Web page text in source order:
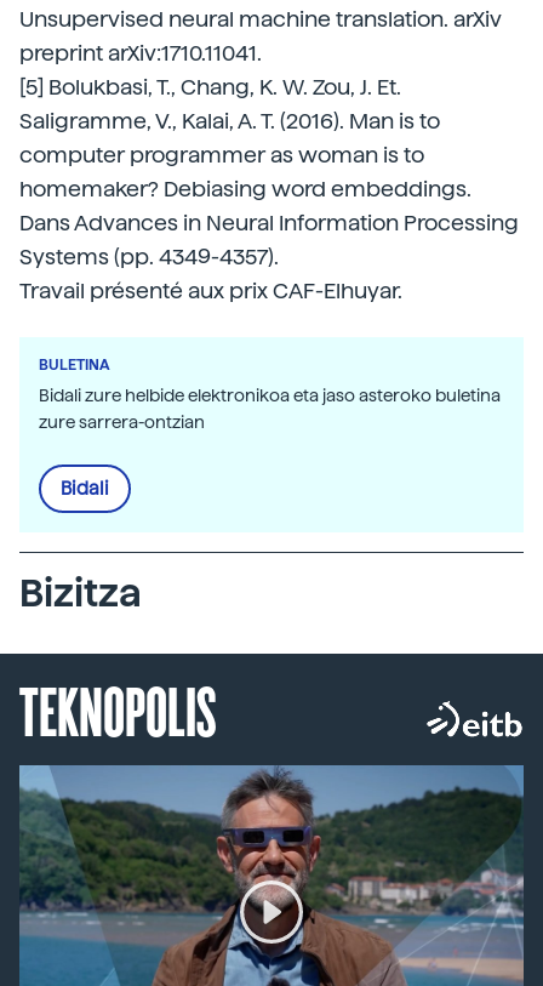
Unsupervised neural machine translation. arXiv
preprint arXiv:1710.11041.
[5] Bolukbasi, T., Chang, K. W. Zou, J. Et.
Saligramme, V., Kalai, A. T. (2016). Man is to
computer programmer as woman is to
homemaker? Debiasing word embeddings.
Dans Advances in Neural Information Processing
Systems (pp. 4349-4357).
Travail présenté aux prix CAF-Elhuyar.
BULETINA
Bidali zure helbide elektronikoa eta jaso asteroko buletina
zure sarrera-ontzian
Bidali
Bizitza
TEKNOPOLIS